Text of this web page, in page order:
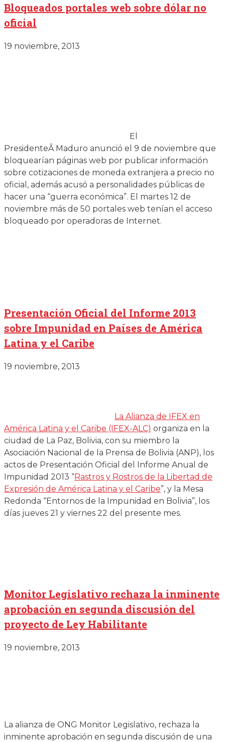
Bloqueados portales web sobre dólar no
oficial
19 noviembre, 2013
El
PresidenteÂ Maduro anunció el 9 de noviembre que
bloquearían páginas web por publicar información
sobre cotizaciones de moneda extranjera a precio no
oficial, además acusó a personalidades públicas de
hacer una “guerra económica”. El martes 12 de
noviembre más de 50 portales web tenían el acceso
bloqueado por operadoras de Internet.
Presentación Oficial del Informe 2013
sobre Impunidad en Países de América
Latina y el Caribe
19 noviembre, 2013
La Alianza de IFEX en
América Latina y el Caribe (IFEX-ALC) organiza en la
ciudad de La Paz, Bolivia, con su miembro la
Asociación Nacional de la Prensa de Bolivia (ANP), los
actos de Presentación Oficial del Informe Anual de
Impunidad 2013 “Rastros y Rostros de la Libertad de
Expresión de América Latina y el Caribe”, y la Mesa
Redonda “Entornos de la Impunidad en Bolivia”, los
días jueves 21 y viernes 22 del presente mes.
Monitor Legislativo rechaza la inminente
aprobación en segunda discusión del
proyecto de Ley Habilitante
19 noviembre, 2013
La alianza de ONG Monitor Legislativo, rechaza la
inminente aprobación en segunda discusión de una